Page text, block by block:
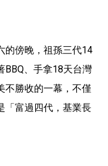
的傍晚，祖孫三代14
BBQ、手拿18天台灣
不勝收的一幕，不僅
「富過四代，基業長